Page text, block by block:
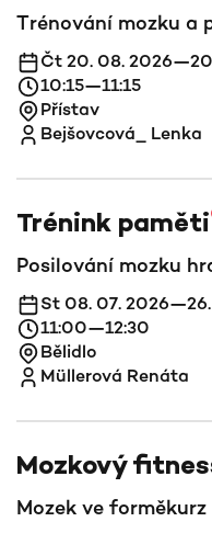
Trénování mozku a
Čt 20. 08.
10:15—11:15
Přístav
Bejšovcová_ Lenka
Trénink paměti
Posilování mozku
St 08. 07.
11:00—12:30
Bělidlo
Müllerová Renáta
Mozkový
Mozek ve forměkurz